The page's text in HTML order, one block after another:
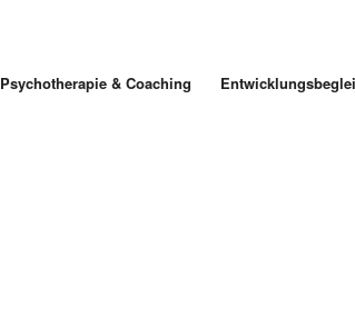
Psychotherapie & Coaching